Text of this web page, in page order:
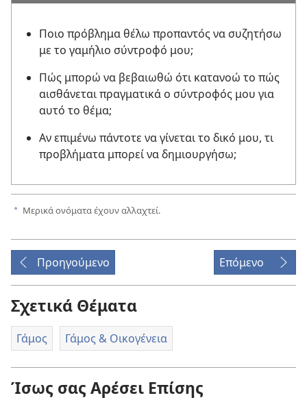
Ποιο πρόβλημα θέλω προπαντός να συζητήσω
με το γαμήλιο σύντροφό μου;
Πώς μπορώ να βεβαιωθώ ότι κατανοώ το πώς
αισθάνεται πραγματικά ο σύντροφός μου για
αυτό το θέμα;
Αν επιμένω πάντοτε να γίνεται το δικό μου, τι
προβλήματα μπορεί να δημιουργήσω;
a Μερικά ονόματα έχουν αλλαχτεί.
Προηγούμενο Επόμενο
Σχετικά Θέματα
Γάμος Γάμος & Οικογένεια
Ίσως σας Αρέσει Επίσης